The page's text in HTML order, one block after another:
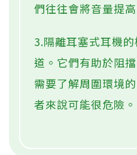
們往往會將音量提
3.隔離耳塞式耳機
道。它們有助於阻
需要了解周圍環境
者來說可能很危險。